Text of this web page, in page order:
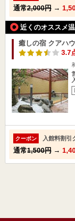
通常2,000円 →
近くのオススメ
癒しの宿 クアハ
3.7
クーポン 入館料割引
通常1,500円 →